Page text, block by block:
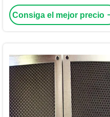
resonancia magnética
Revestimiento de protección
Consiga el mejor precio